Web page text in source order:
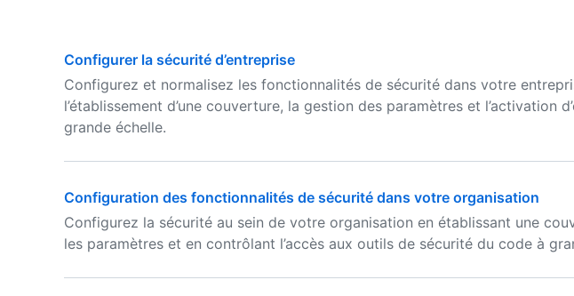
Configurer la sécurité d’entreprise
Configurez et normalisez les fonctionnalités de sécurité dans votre
l’établissement d’une couverture, la gestion des paramètres et l’activation
grande échelle.
Configuration des fonctionnalités de sécurité dans votre organisation
Configurez la sécurité au sein de votre organisation en établissant une
les paramètres et en contrôlant l’accès aux outils de sécurité du code à